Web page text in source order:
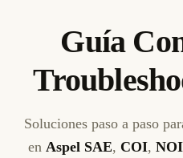
Guía
Soluciones paso a paso
en Aspel SAE, COI, NOI